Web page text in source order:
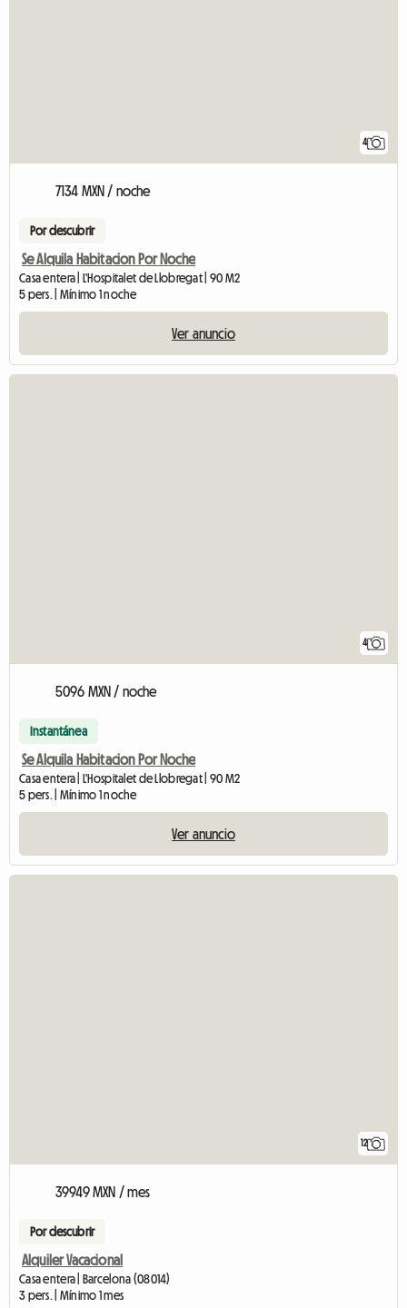
4
7134 MXN / noche
Por descubrir
Se Alquila Habitacion Por Noche
Casa entera | L'Hospitalet de Llobregat | 90 M2
5 pers. | Mínimo 1 noche
Ver anuncio
4
5096 MXN / noche
Instantánea
Se Alquila Habitacion Por Noche
Casa entera | L'Hospitalet de Llobregat | 90 M2
5 pers. | Mínimo 1 noche
Ver anuncio
12
39949 MXN / mes
Por descubrir
Alquiler Vacacional
Casa entera | Barcelona (08014)
3 pers. | Mínimo 1 mes